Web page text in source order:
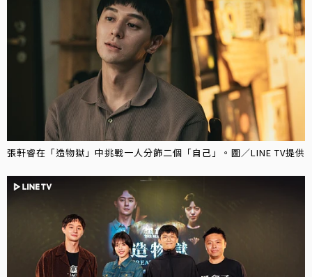
張軒睿在「造物獄」中挑戰一人分飾二個「自己」。圖／LINE TV提供